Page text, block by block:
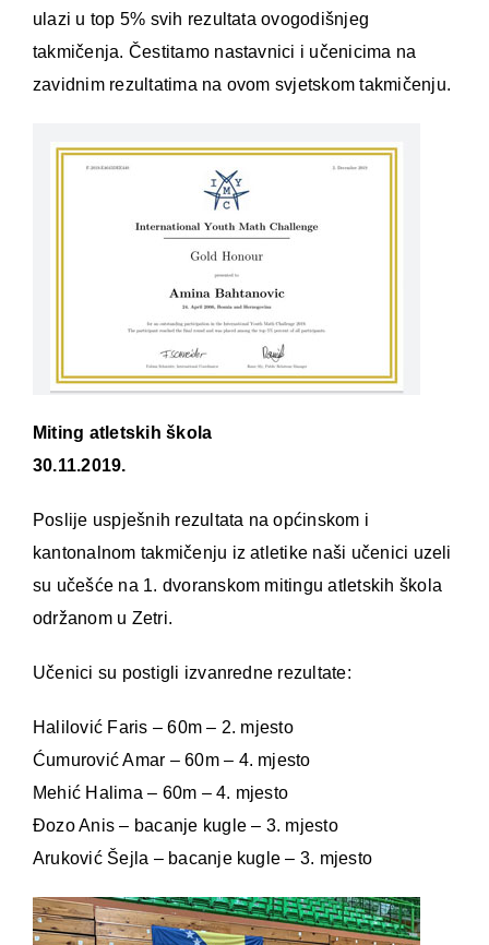
ulazi u top 5% svih rezultata ovogodišnjeg
takmičenja. Čestitamo nastavnici i učenicima na
zavidnim rezultatima na ovom svjetskom takmičenju.
Miting atletskih škola
30.11.2019.
Poslije uspješnih rezultata na općinskom i
kantonalnom takmičenju iz atletike naši učenici uzeli
su učešće na 1. dvoranskom mitingu atletskih škola
održanom u Zetri.
Učenici su postigli izvanredne rezultate:
Halilović Faris – 60m – 2. mjesto
Ćumurović Amar – 60m – 4. mjesto
Mehić Halima – 60m – 4. mjesto
Đozo Anis – bacanje kugle – 3. mjesto
Aruković Šejla – bacanje kugle – 3. mjesto